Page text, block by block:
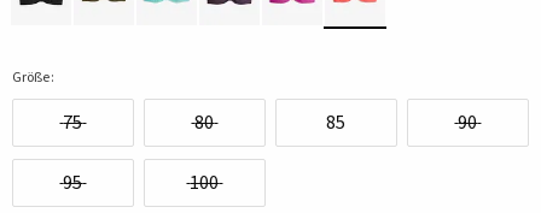
Größe:
75 80 85 90
95 100